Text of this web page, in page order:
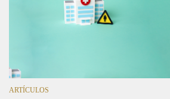
ARTÍCULOS